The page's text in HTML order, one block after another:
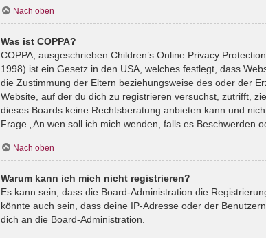
Nach oben
Was ist COPPA?
COPPA, ausgeschrieben Children’s Online Privacy
1998) ist ein Gesetz in den USA, welches festlegt, dass
die Zustimmung der Eltern beziehungsweise des oder der
Website, auf der du dich zu registrieren versuchst, zutrifft,
dieses Boards keine Rechtsberatung anbieten kann und
Frage „An wen soll ich mich wenden, falls es Beschwerden
Nach oben
Warum kann ich mich nicht registrieren?
Es kann sein, dass die Board-Administration die
könnte auch sein, dass deine IP-Adresse oder der
dich an die Board-Administration.